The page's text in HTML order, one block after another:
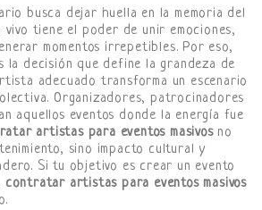
busca dejar huella en la memoria del
vivo tiene el poder de unir emociones,
momentos irrepetibles. Por eso,
la decisión que define la grandeza de
adecuado transforma un escenario
Organizadores, patrocinadores
aquellos eventos donde la energía fue
artistas para eventos masivosno
sino impacto cultural y
Si tu objetivo es crear un evento
contratar artistas para eventos masivos